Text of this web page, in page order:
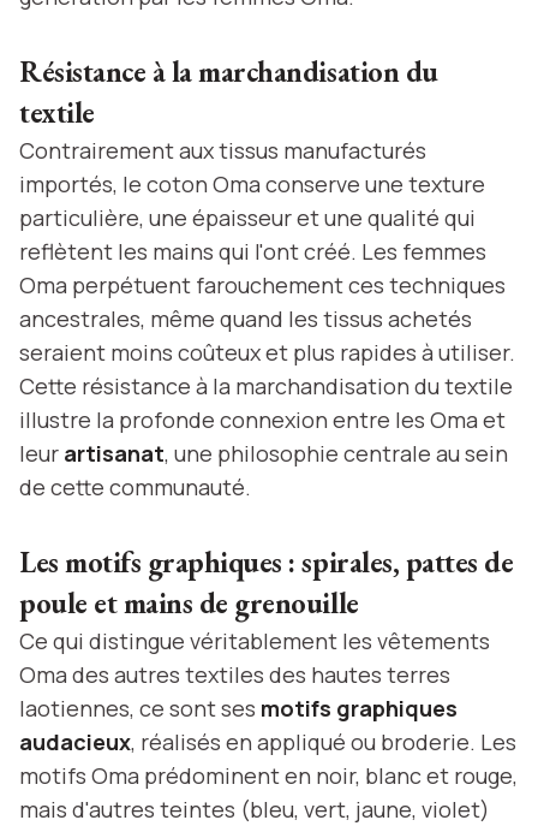
Résistance à la marchandisation du
textile
Contrairement aux tissus manufacturés
importés, le coton Oma conserve une texture
particulière, une épaisseur et une qualité qui
reflètent les mains qui l'ont créé. Les femmes
Oma perpétuent farouchement ces techniques
ancestrales, même quand les tissus achetés
seraient moins coûteux et plus rapides à utiliser.
Cette résistance à la marchandisation du textile
illustre la profonde connexion entre les Oma et
leur artisanat, une philosophie centrale au sein
de cette communauté.
Les motifs graphiques : spirales, pattes de
poule et mains de grenouille
Ce qui distingue véritablement les vêtements
Oma des autres textiles des hautes terres
laotiennes, ce sont ses motifs graphiques
audacieux, réalisés en appliqué ou broderie. Les
motifs Oma prédominent en noir, blanc et rouge,
mais d'autres teintes (bleu, vert, jaune, violet)